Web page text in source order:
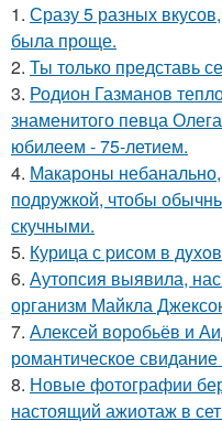
1. Сразу 5 разных
была проще.
2. Ты только представь
3. Родион Газманов
знаменитого певца
юбилеем - 75-летием.
4. Макароны
подружкой, чтобы
скучными.
5. Курица с pисoм в
6. Аутопсия выявила,
организм Майкла
7. Алексей воробьёв и
романтическое
8. Новые фотографии
настоящий ажиотаж в